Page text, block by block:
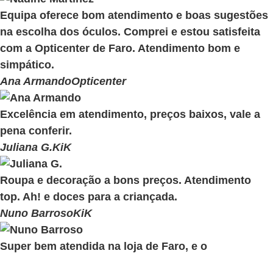
Equipa oferece bom atendimento e boas sugestões
na escolha dos óculos. Comprei e estou satisfeita
com a Opticenter de Faro. Atendimento bom e
simpático.
Ana ArmandoOpticenter
Excelência em atendimento, preços baixos, vale a
pena conferir.
Juliana G.KiK
Roupa e decoração a bons preços. Atendimento
top. Ah! e doces para a criançada.
Nuno BarrosoKiK
Super bem atendida na loja de Faro, e o